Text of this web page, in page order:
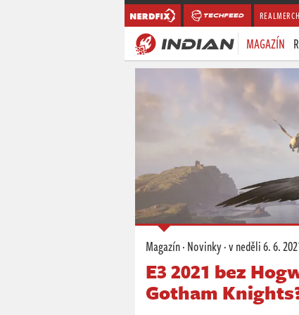
MAGAZÍN
Magazín·Novinky·v neděli6. 6.
E3 2021 bez
Gotham